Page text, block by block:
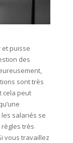
et puisse
des
sont très
cela peut
salariés se
très
vous travaillez